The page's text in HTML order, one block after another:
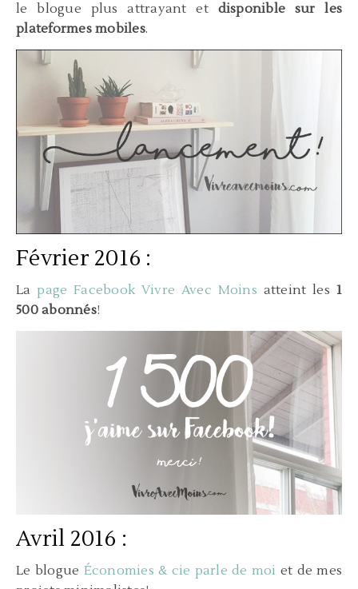
le blogue plus attrayant et disponible sur les
plateformes mobiles.
Février 2016 :
Lapage Facebook Vivre Avec Moins atteint les 1
500 abonnés!
Avril 2016 :
Le blogue Économies & cie parle de moi et de mes